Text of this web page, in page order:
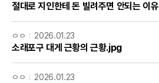
절대로 지인한테 돈 빌려주면 안되는 이유
ㅇㅇ 2026.01.23
소래포구 대게 근황의 근황.jpg
ㅇㅇ 2026.01.23